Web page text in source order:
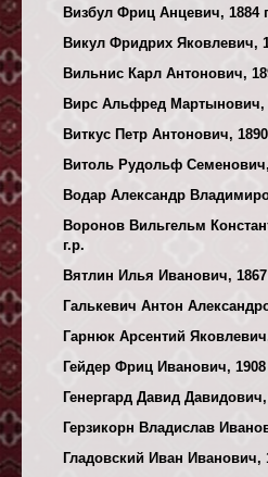
Визбул Фриц Анцевич, 1884
Викул Фридрих Яковлевич,
Вильнис Карл Антонович,
Вирс Альфред Мартынович,
Виткус Петр Антонович, 1890
Витоль Рудольф Семенович,
Водар Александр
Воронов Вильгельм
г.р.
Вятлин Илья Иванович, 1867
Галькевич Антон
Гарнюк Арсентий
Гейдер Фриц Иванович, 1908
Генергард Давид Давидович,
Герзикорн Владислав
Гладовский Иван Иванович,